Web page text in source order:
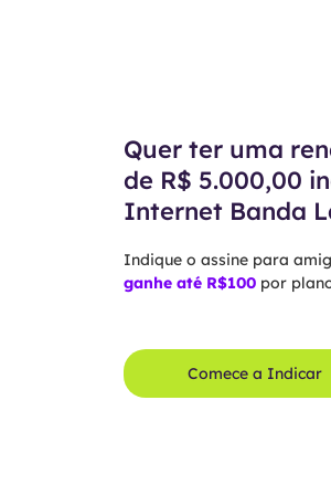
Quer ter uma
de R$ 5.000,00
Internet Banda
Indique o assine para
ganhe até R$100por
Comece a Indicar